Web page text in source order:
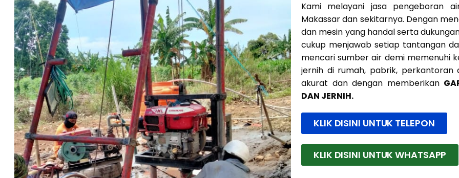
Kami melayani jasa pengeboran
Makassar dan sekitarnya. Dengan
dan mesin yang handal serta
cukup menjawab setiap tantangan
mencari sumber air demi memenuhi
jernih di rumah, pabrik,
akurat dan dengan memberikan
DAN JERNIH.
KLIK DISINI UNTUK TELEPON
KLIK DISINI UNTUK WHATSAPP